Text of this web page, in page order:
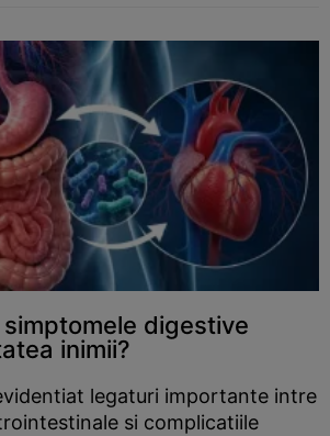
digestive
inimii?
legaturi importante intre
si complicatiile